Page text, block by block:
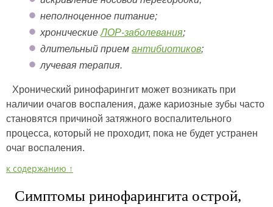
неполноценное питание;
хроническиеЛОР-заболевания;
длительный прием антибиотиков;
лучевая терапия.
Хронический ринофарингит может возникать при
наличии очагов воспаления, даже кариозные зубы часто
становятся причиной затяжного воспалительного
процесса, который не проходит, пока не будет устранен
очаг воспаления.
к содержанию ↑
Симптомы ринофарингита острой,